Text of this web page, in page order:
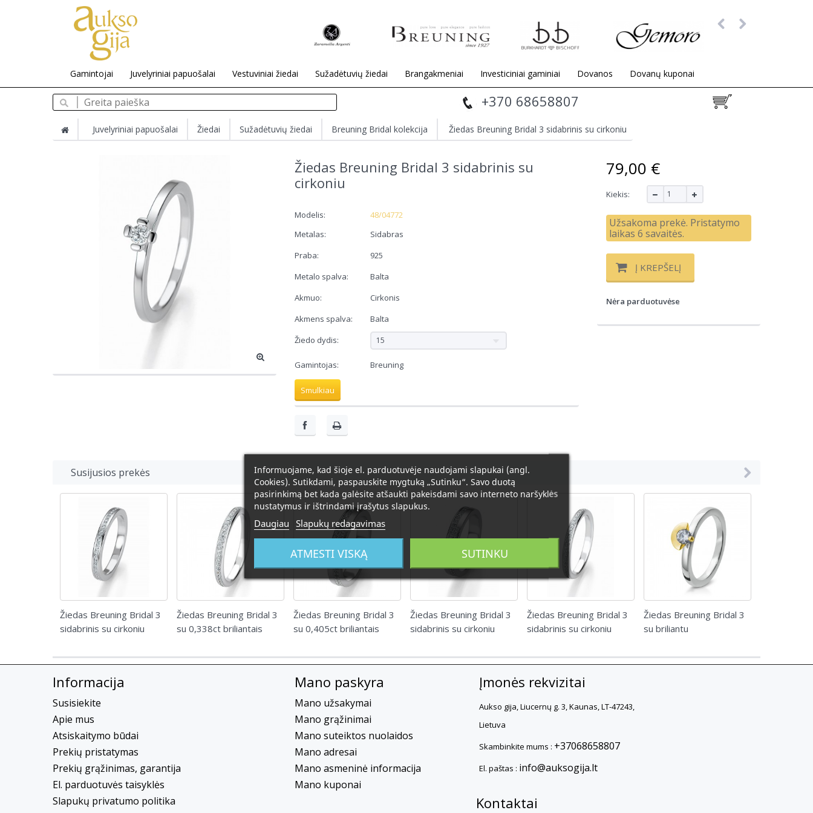
Gamintojai Juvelyriniai papuošalai Vestuviniai žiedai Sužadėtuvių žiedai Brangakmeniai Investiciniai gaminiai Dovanos Dovanų kuponai
+370 68658807
Juvelyriniai papuošalai Žiedai Sužadėtuvių žiedai Breuning Bridal kolekcija Žiedas Breuning Bridal 3 sidabrinis su cirkoniu
Žiedas Breuning Bridal 3 sidabrinis su
cirkoniu
Modelis:
48/04772
Metalas:
Sidabras
Praba:
925
Metalo spalva:
Balta
Akmuo:
Cirkonis
Akmens spalva:
Balta
Žiedo dydis:
15
Gamintojas: Breuning
Smulkiau
79,00 €
Kiekis:
Užsakoma prekė. Pristatymo
laikas 6 savaitės.
Į KREPŠELĮ
Nėra parduotuvėse
Susijusios prekės
Žiedas Breuning Bridal 3
sidabrinis su cirkoniu
Žiedas Breuning Bridal 3
su 0,338ct briliantais
Žiedas Breuning Bridal 3
su 0,405ct briliantais
Žiedas Breuning Bridal 3
sidabrinis su cirkoniu
Žiedas Breuning Bridal 3
sidabrinis su cirkoniu
Žiedas Breuning Bridal 3
su briliantu
Informacija
Susisiekite
Apie mus
Atsiskaitymo būdai
Prekių pristatymas
Prekių grąžinimas, garantija
El. parduotuvės taisyklės
Slapukų privatumo politika
Mano paskyra
Mano užsakymai
Mano grąžinimai
Mano suteiktos nuolaidos
Mano adresai
Mano asmeninė informacija
Mano kuponai
Įmonės rekvizitai
Aukso gija, Liucernų g. 3, Kaunas, LT-47243,
Lietuva
Skambinkite mums : +37068658807
El. paštas : info@auksogija.lt
Kontaktai
Informuojame, kad šioje el. parduotuvėje naudojami slapukai (angl.
Cookies). Sutikdami, paspauskite mygtuką „Sutinku“. Savo duotą
pasirinkimą bet kada galėsite atšaukti pakeisdami savo interneto naršyklės
nustatymus ir ištrindami įrašytus slapukus.
Daugiau Slapukų redagavimas
ATMESTI VISKĄ SUTINKU